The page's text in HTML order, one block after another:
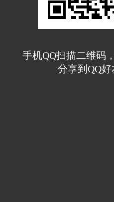
手机QQ扫描二维码
分享到QQ